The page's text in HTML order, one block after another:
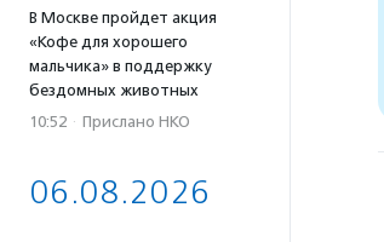
В Москве пройдет акция
«Кофе для хорошего
мальчика» в поддержку
бездомных животных
10:52 · Прислано НКО
06.08.2026